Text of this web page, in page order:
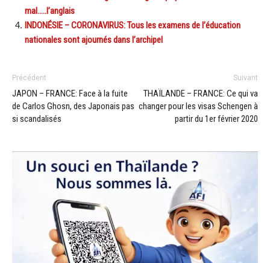
mal…..l’anglais
INDONÉSIE – CORONAVIRUS: Tous les examens de l’éducation
nationales sont ajournés dans l’archipel
Précédent
JAPON – FRANCE: Face à la fuite
de Carlos Ghosn, des Japonais pas
si scandalisés
Suivant
THAÏLANDE – FRANCE: Ce qui va
changer pour les visas Schengen à
partir du 1er février 2020